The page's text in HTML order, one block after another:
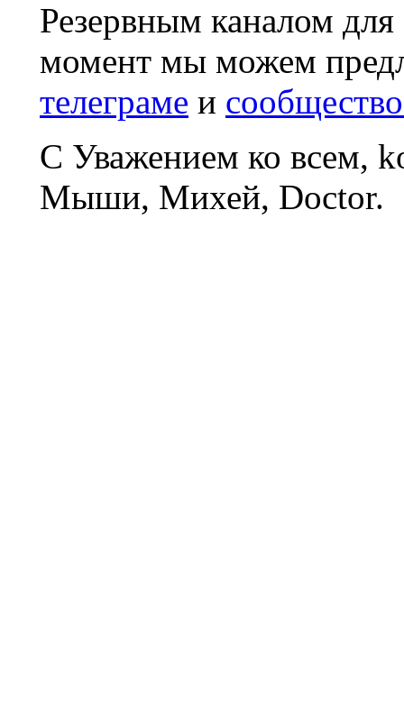
Резервным каналом
момент мы можем
телеграме и
С Уважением ко всем,
Мыши, Михей, Doctor.